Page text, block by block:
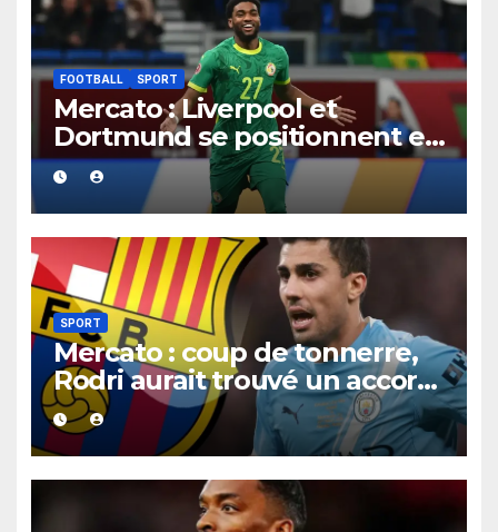
FOOTBALL SPORT
Mercato : Liverpool et
Dortmund se positionnent en
favoris pour recruter Ibrahim
Mbaye
SPORT
Mercato : coup de tonnerre,
Rodri aurait trouvé un accord
XXL avec le Barça pour un
contrat jusqu’en 2030.